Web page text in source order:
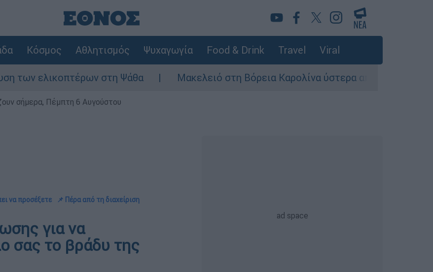
Κόσμος Αθλητισμός Ψυχαγωγία Food & Drink Travel Viral
στη Ψάθα Μακελειό στη Βόρεια Καρολίνα ύστερα από πυροβολισμούς: Νεκροί
σήμερα, Πέμπτη 6 Αυγούστου
να προσέξετε
📌 Πέρα από τη διαχείριση
για να
σας το βράδυ της